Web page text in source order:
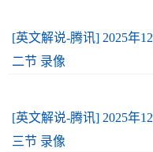
[英文解说-腾讯] 2025年
二节 录像
[英文解说-腾讯] 2025年
三节 录像